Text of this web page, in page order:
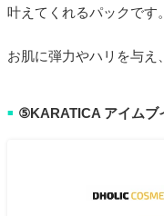
叶えてくれるパックです。
お肌に弾力やハリを与え
■ ⑤KARATICA アイムブ